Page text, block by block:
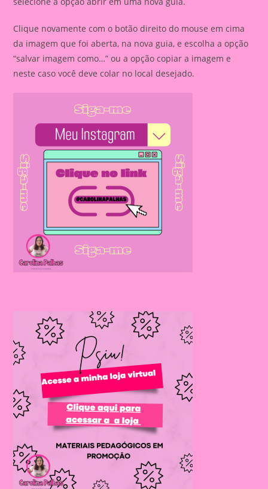
Clique novamente com o botão direito do mouse em cima
da imagem que foi aberta, na nova guia, e escolha a opção
“salvar imagem como…” ou a opção copiar a imagem e
neste caso você deve colar no local desejado.